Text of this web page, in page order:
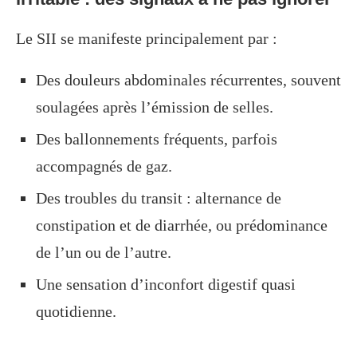
Le SII se manifeste principalement par :
Des douleurs abdominales récurrentes, souvent
soulagées après l’émission de selles.
Des ballonnements fréquents, parfois
accompagnés de gaz.
Des troubles du transit : alternance de
constipation et de diarrhée, ou prédominance
de l’un ou de l’autre.
Une sensation d’inconfort digestif quasi
quotidienne.